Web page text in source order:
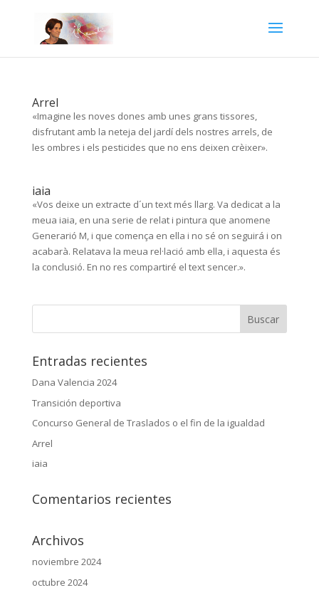
Arrel
«Imagine les noves dones amb unes grans tissores,
disfrutant amb la neteja del jardí dels nostres arrels, de
les ombres i els pesticides que no ens deixen crèixer».
iaia
«Vos deixe un extracte d´un text més llarg. Va dedicat a la
meua iaia, en una serie de relat i pintura que anomene
Generarió M, i que comença en ella i no sé on seguirá i on
acabarà. Relatava la meua rel·lació amb ella, i aquesta és
la conclusió. En no res compartiré el text sencer.».
Entradas recientes
Dana Valencia 2024
Transición deportiva
Concurso General de Traslados o el fin de la igualdad
Arrel
iaia
Comentarios recientes
Archivos
noviembre 2024
octubre 2024